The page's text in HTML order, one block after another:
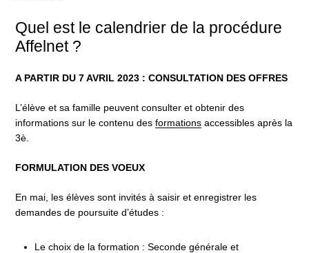
Quel est le calendrier de la procédure
Affelnet ?
A PARTIR DU 7 AVRIL 2023 : CONSULTATION DES OFFRES
L’élève et sa famille peuvent consulter et obtenir des
informations sur le contenu desformations accessibles après la
3è.
FORMULATION DES VOEUX
En mai, les élèves sont invités à saisir et enregistrer les
demandes de poursuite d’études :
Le choix de la formation : Seconde générale et